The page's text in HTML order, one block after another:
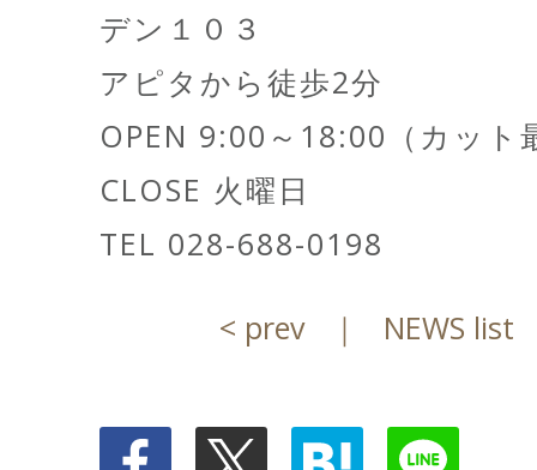
デン１０３
アピタから徒歩2分
OPEN 9:00～18:00（カット
CLOSE 火曜日
TEL 028-688-0198
< prev｜ NEWS list